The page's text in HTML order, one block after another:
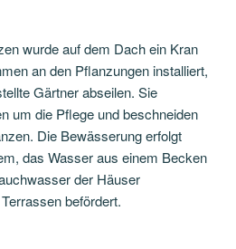
wurde auf dem Dach ein Kran
an den Pflanzungen installiert,
Gärtner abseilen. Sie
um die Pflege und beschneiden
Die Bewässerung erfolgt
das Wasser aus einem Becken
der Häuser
befördert.